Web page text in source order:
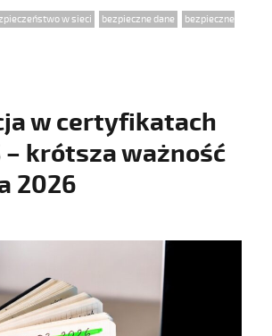
w sieci bezpieczne dane
bezpieczne
w certyfikatach
– krótsza ważność
2026